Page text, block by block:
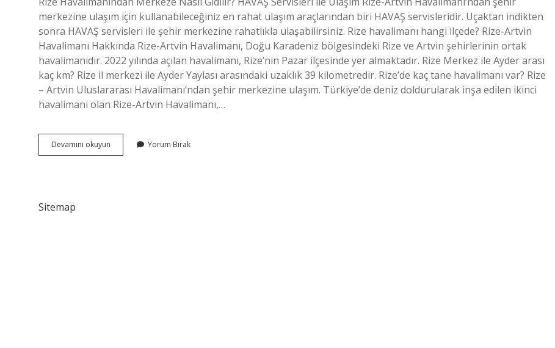
merkezine ulaşım için kullanabileceğiniz en rahat ulaşım araçlarından biri HAVAŞ servisleridir. Uçaktan indikten
sonra HAVAŞ servisleri ile şehir merkezine rahatlıkla ulaşabilirsiniz. Rize havalimanı hangi ilçede? Rize-Artvin
Havalimanı Hakkında Rize-Artvin Havalimanı, Doğu Karadeniz bölgesindeki Rize ve Artvin şehirlerinin ortak
havalimanıdır. 2022 yılında açılan havalimanı, Rize’nin Pazar ilçesinde yer almaktadır. Rize Merkez ile Ayder arası
kaç km? Rize il merkezi ile Ayder Yaylası arasındaki uzaklık 39 kilometredir. Rize’de kaç tane havalimanı var? Rize
– Artvin Uluslararası Havalimanı’ndan şehir merkezine ulaşım. Türkiye’de deniz doldurularak inşa edilen ikinci
havalimanı olan Rize-Artvin Havalimanı,…
Devamını okuyun
Havalimanı
Yorum Bırak
Sitemap